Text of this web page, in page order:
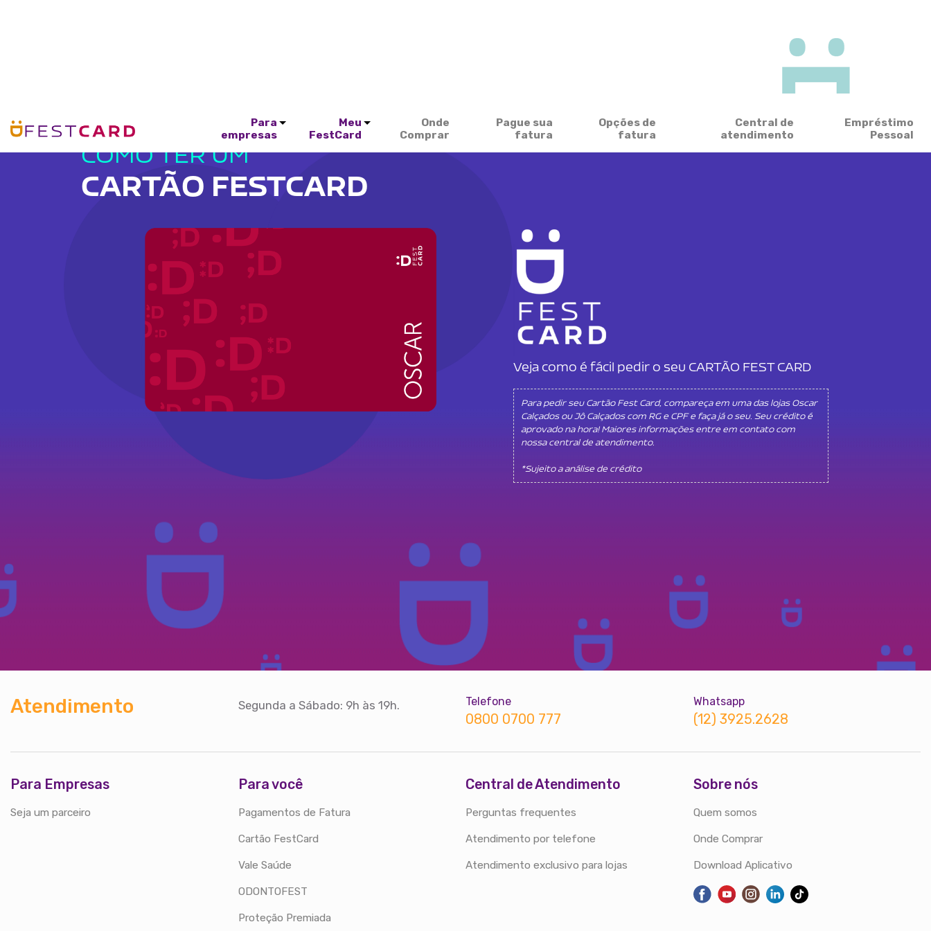
Para
empresas
Meu
FestCard
Onde
Comprar
Pague sua
fatura
Opções de
fatura
Central de
atendimento
Empréstimo
Pessoal
COMO TER UM
CARTÃO FESTCARD
Veja como é fácil pedir o seu CARTÃO FEST CARD
Para pedir seu Cartão Fest Card, compareça em uma das lojas Oscar
Calçados ou Jô Calçados com RG e CPF e faça já o seu. Seu crédito é
aprovado na hora! Maiores informações entre em contato com
nossa central de atendimento.
*Sujeito a análise de crédito
Atendimento Segunda a Sábado: 9h às 19h. Telefone
0800 0700 777
Whatsapp
(12) 3925.2628
Para Empresas
Seja um parceiro
Para você
Pagamentos de Fatura
Cartão FestCard
Vale Saúde
ODONTOFEST
Proteção Premiada
Central de Atendimento
Perguntas frequentes
Atendimento por telefone
Atendimento exclusivo para lojas
Sobre nós
Quem somos
Onde Comprar
Download Aplicativo